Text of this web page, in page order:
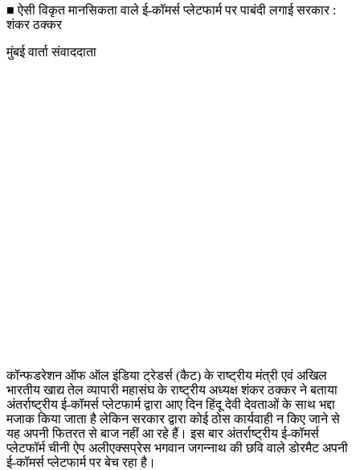
■ ऐसी विकृत मानसिकता वाले ई-कॉमर्स प्लेटफार्म पर पाबंदी लगाई सरकार :
शंकर ठक्कर
मुंबई वार्ता संवाददाता
कॉन्फडरेशन ऑफ ऑल इंडिया ट्रेडर्स (कैट) के राष्ट्रीय मंत्री एवं अखिल
भारतीय खाद्य तेल व्यापारी महासंघ के राष्ट्रीय अध्यक्ष शंकर ठक्कर ने बताया
अंतर्राष्ट्रीय ई-कॉमर्स प्लेटफार्म द्वारा आए दिन हिंदू देवी देवताओं के साथ भद्दा
मजाक किया जाता है लेकिन सरकार द्वारा कोई ठोस कार्यवाही न किए जाने से
यह अपनी फितरत से बाज नहीं आ रहे हैं। इस बार अंतर्राष्ट्रीय ई-कॉमर्स
प्लेटफॉर्म चीनी ऐप अलीएक्सप्रेस भगवान जगन्नाथ की छवि वाले डोरमैट अपनी
ई-कॉमर्स प्लेटफार्म पर बेच रहा है।